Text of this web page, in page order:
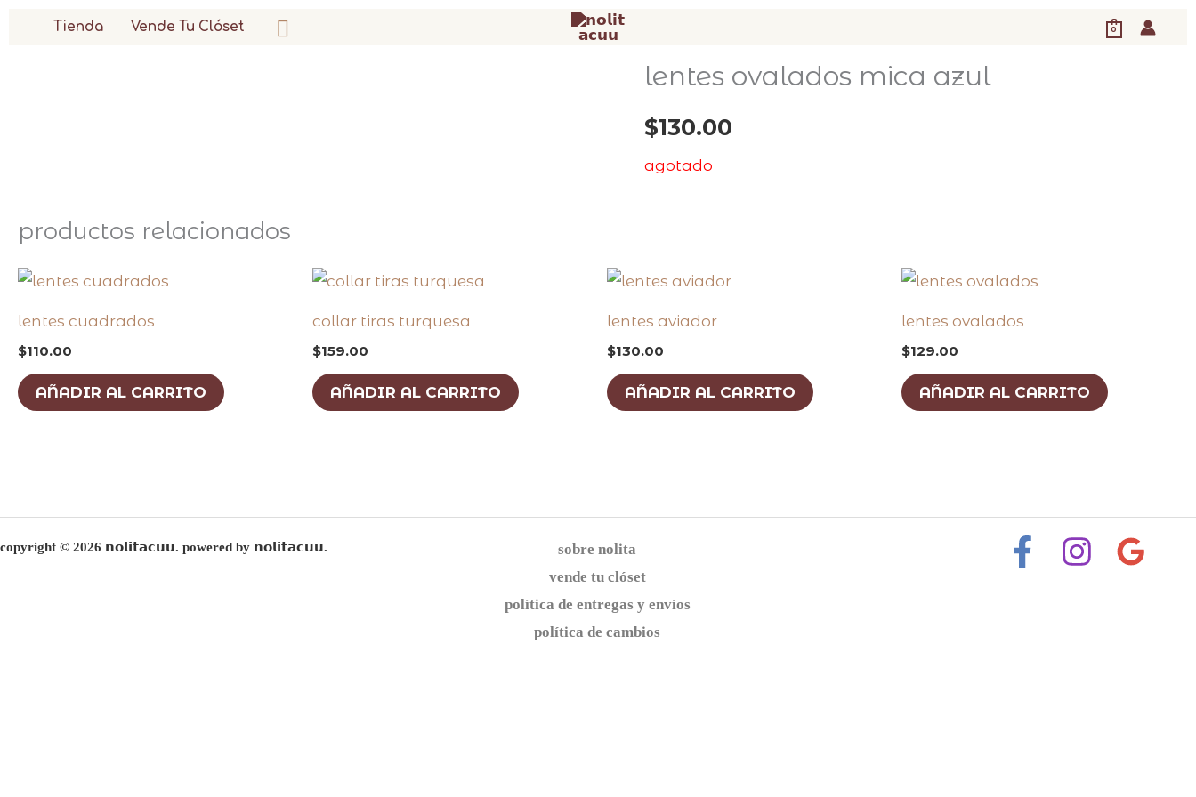
Tienda Vende Tu Clóset buscar 0
lentes ovalados mica azul
$130.00
agotado
productos relacionados
lentes cuadrados
$110.00
AÑADIR AL CARRITO
collar tiras turquesa
$159.00
AÑADIR AL CARRITO
lentes aviador
$130.00
AÑADIR AL CARRITO
lentes ovalados
$129.00
AÑADIR AL CARRITO
copyright © 2026 𝗻𝗼𝗹𝗶𝘁𝗮𝗰𝘂𝘂. powered by 𝗻𝗼𝗹𝗶𝘁𝗮𝗰𝘂𝘂.
sobre nolita
vende tu clóset
política de entregas y envíos
política de cambios